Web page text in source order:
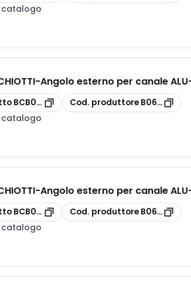
-Angolo esterno per canale
BCB06417 copia
Cod. produttore B06417
-Angolo esterno per canale
BCB06421 copia
Cod. produttore B06421